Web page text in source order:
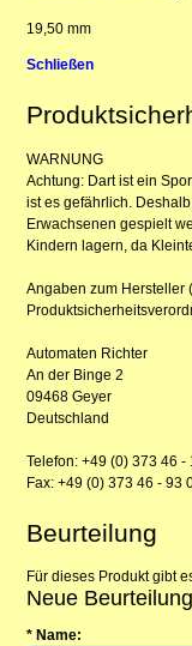
19,50 mm
Schließen
WARNUNG
Achtung: Dart ist ein
ist es gefährlich.
Erwachsenen gespielt
Kindern lagern, da
Angaben zum Hersteller
Automaten Richter
An der Binge 2
09468 Geyer
Deutschland
Telefon: +49 (0) 373 46 -
Fax: +49 (0) 373 46 - 93
Beurteilung
Für dieses Produkt gibt
Neue Beurteilung
* Name: